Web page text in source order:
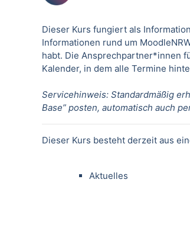
Dieser Kurs fungiert als
Informationen rund um
habt. Die Ansprechpartner*innen
Kalender, in dem alle Termine
Servicehinweis: Standardmäßig
Base” posten, automatisch auch
Dieser Kurs besteht derzeit aus
Aktuelles